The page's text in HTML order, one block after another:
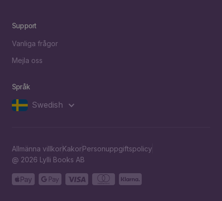
Support
Vanliga frågor
Mejla oss
Språk
Swedish
Allmänna villkorKakorPersonuppgiftspolicy
@ 2026 Lylli Books AB